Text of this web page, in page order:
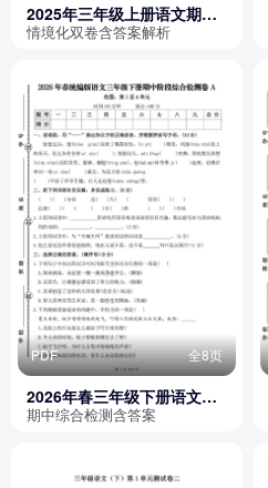
2025年三年级上册语文期中
测试新情境卷2套（含答案）
情境化双卷含答案解析
PDF 全8页
2026年春三年级下册语文期
中阶段综合检测卷A（含答
案）
期中综合检测含答案